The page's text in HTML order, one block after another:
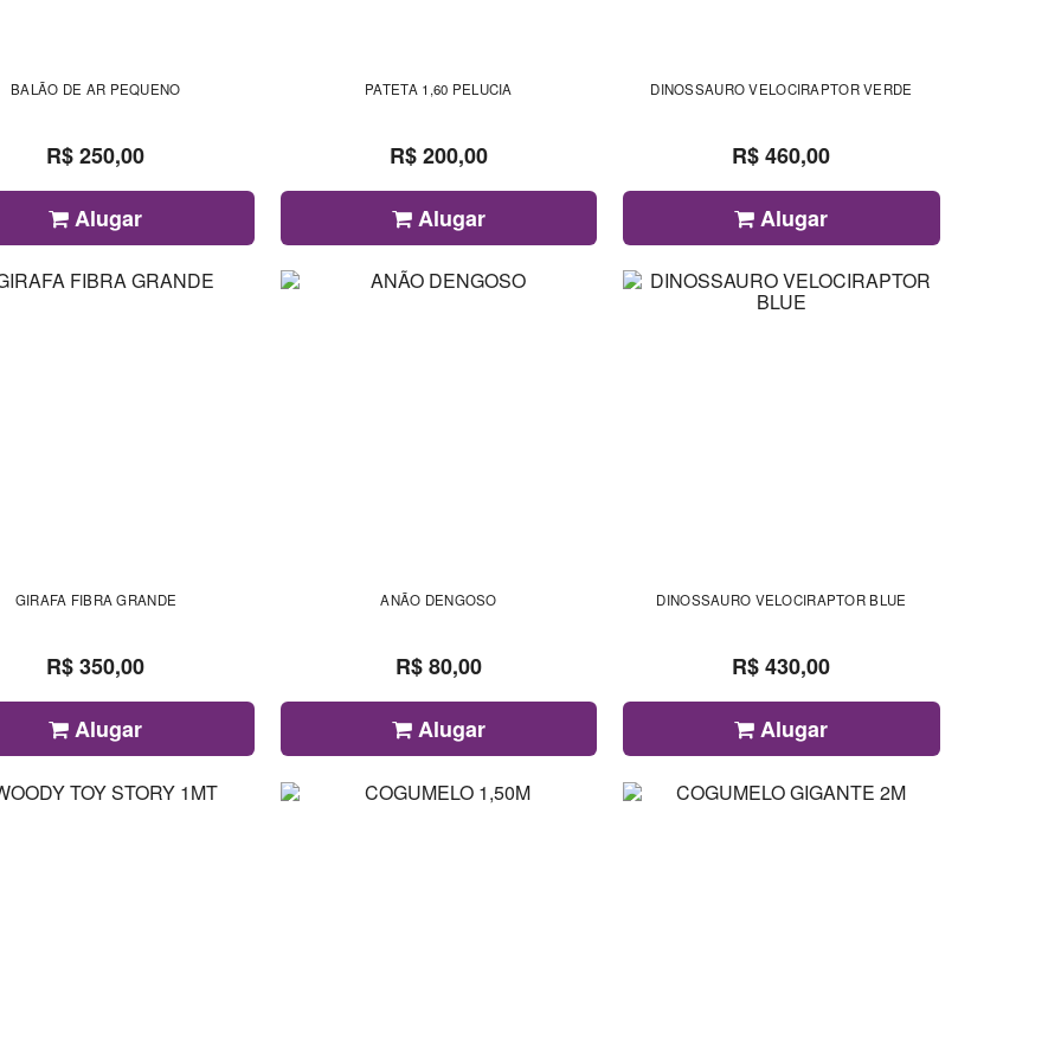
BALÃO DE AR PEQUENO
R$ 250,00
Alugar
PATETA 1,60 PELUCIA
R$ 200,00
Alugar
DINOSSAURO VELOCIRAPTOR VERDE
R$ 460,00
Alugar
GIRAFA FIBRA GRANDE
R$ 350,00
Alugar
ANÃO DENGOSO
R$ 80,00
Alugar
DINOSSAURO VELOCIRAPTOR BLUE
R$ 430,00
Alugar